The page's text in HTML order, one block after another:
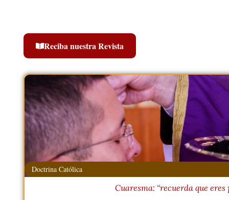
Reciba nuestra Revista
Doctrina Católica
Cuaresma: “recuerda que